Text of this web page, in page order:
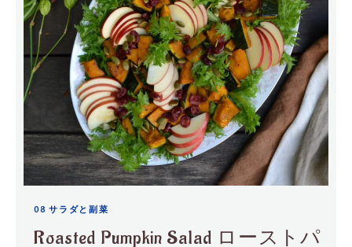
08 サラダと副菜
Roasted Pumpkin Salad ローストパ